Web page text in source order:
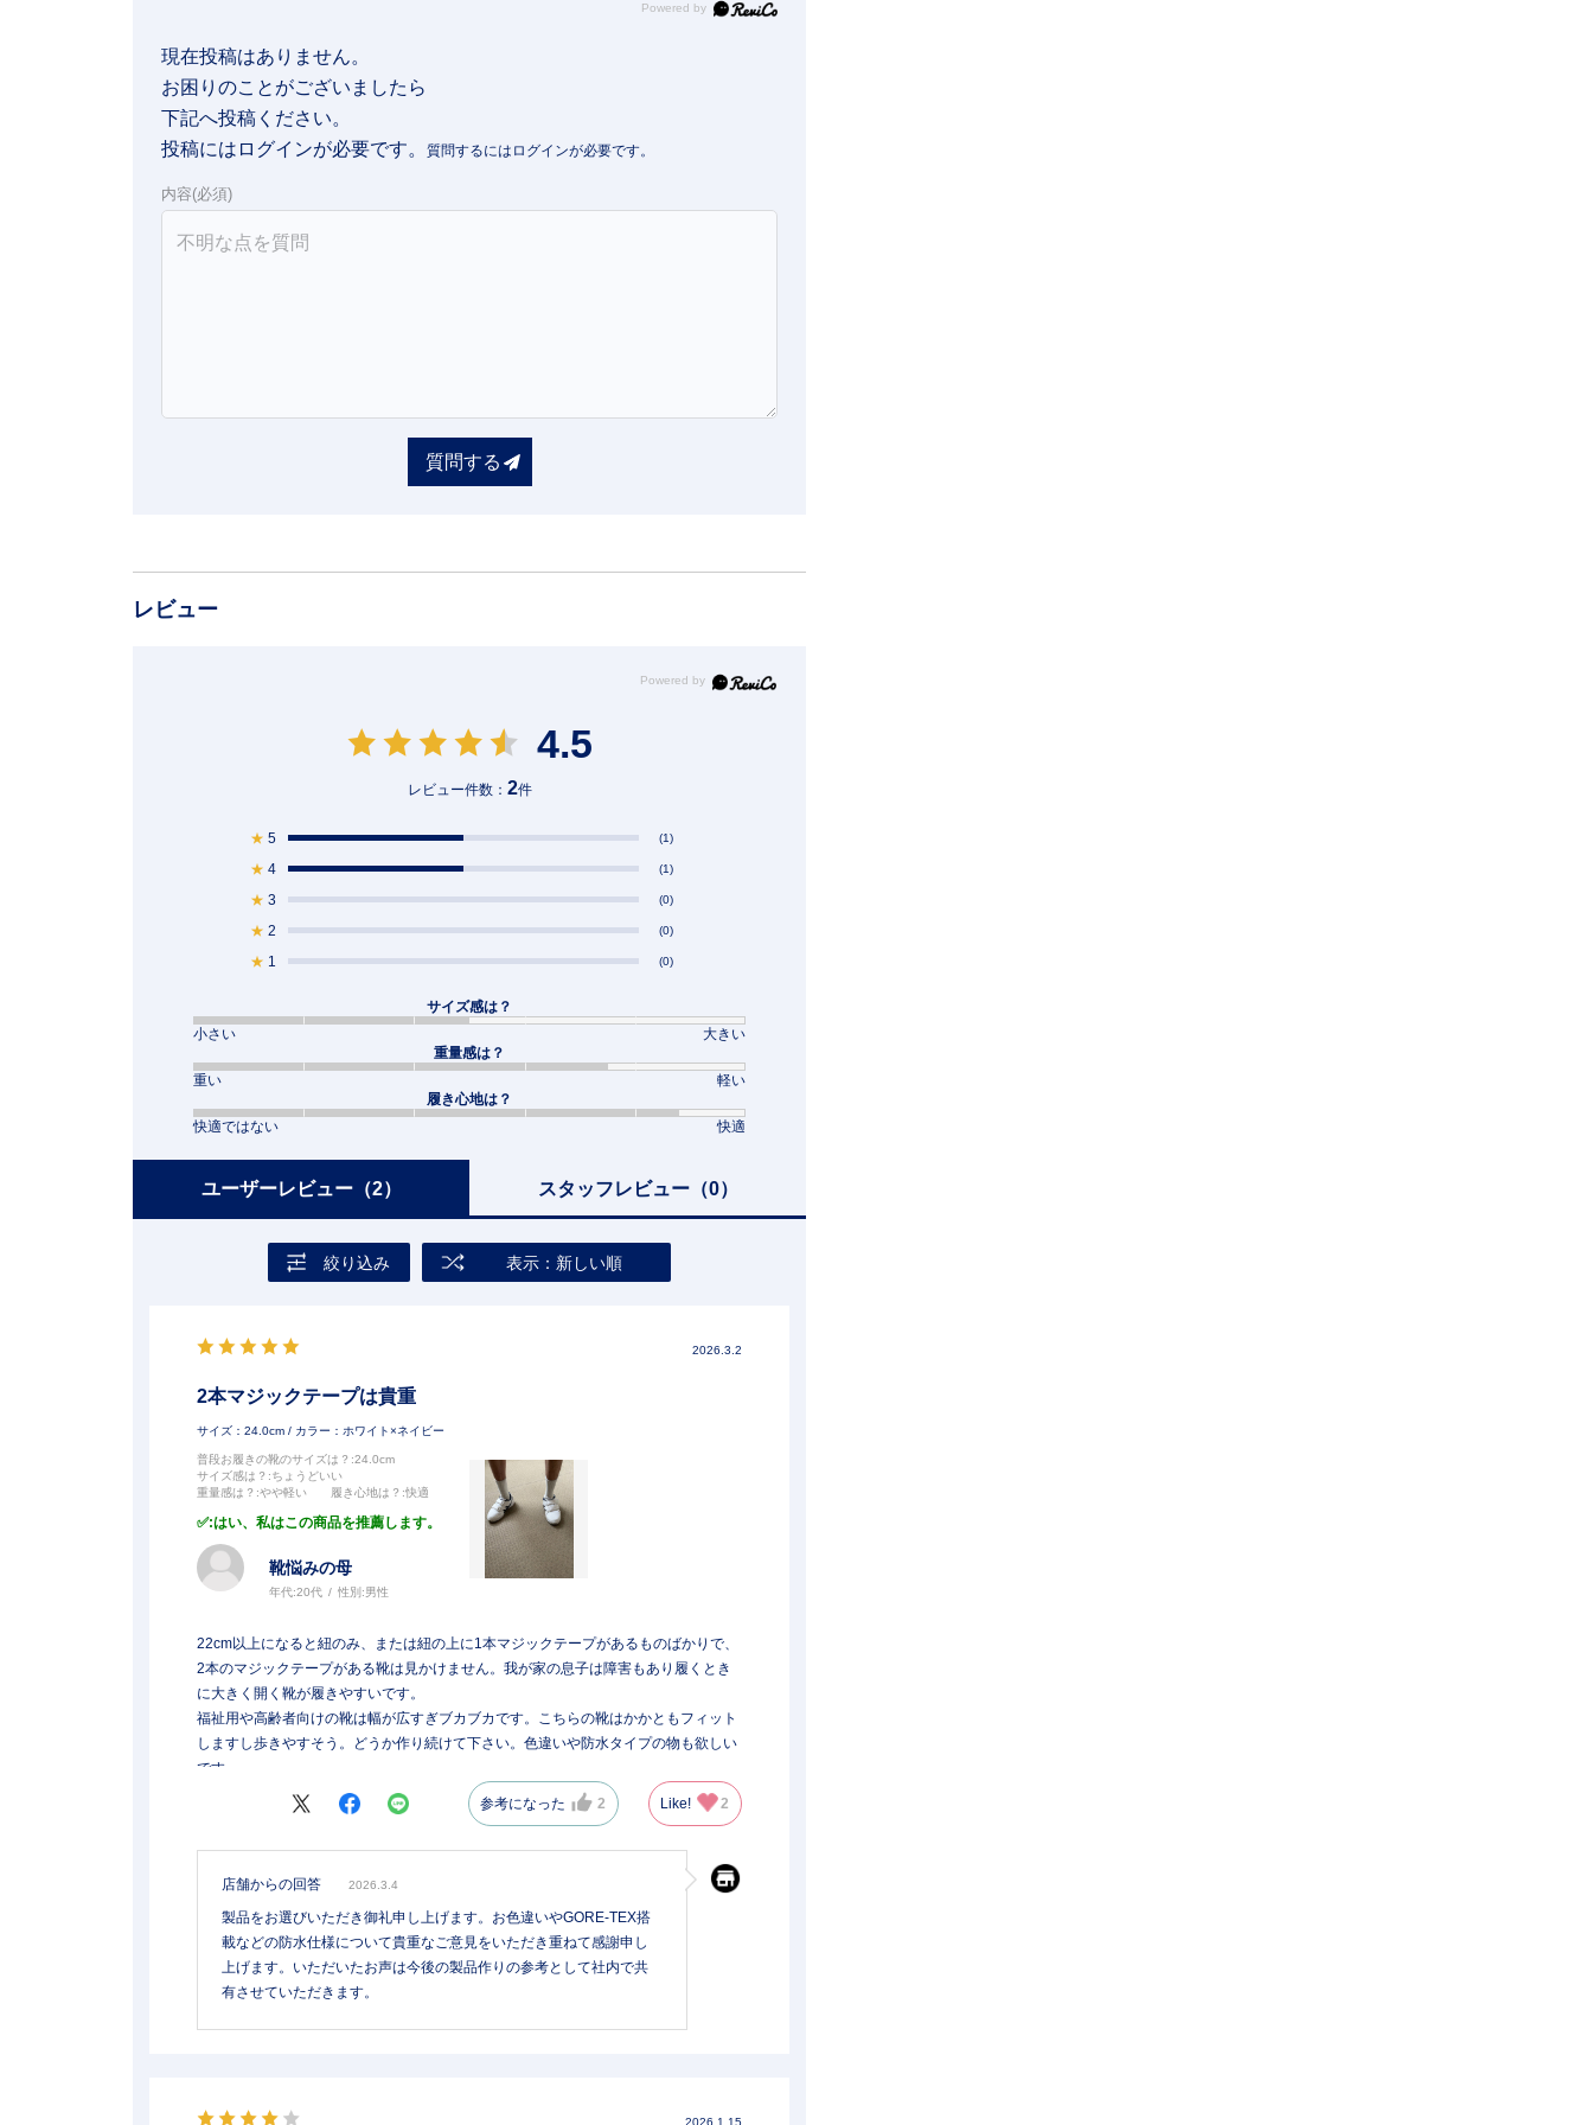
Powered by
現在投稿はありません。
お困りのことがございましたら
下記へ投稿ください。
投稿にはログインが必要です。
内容(必須)
質問する
レビュー
4.5
レビュー件数： 2件
★ 5 (1)
★ 4 (1)
★ 3 (0)
★ 2 (0)
★ 1 (0)
サイズ感は？
小さい
大きい
重量感は？
重い
軽い
履き心地は？
快適ではない
快適
ユーザーレビュー（2） スタッフレビュー（0）
絞り込み 表示：新しい順
2026.3.2
2本マジックテープは貴重
サイズ：24.0cm / カラー：ホワイト×ネイビー
普段お履きの靴のサイズは？ :24.0cm
サイズ感は？ :ちょうどいい
重量感は？ :やや軽い 履き心地は？ :快適
:はい、私はこの商品を推薦します。
靴悩みの母
年代:20代 性別:男性
22cm以上になると紐のみ、または紐の上に1本マジックテープがあるものばかりで、
2本のマジックテープがある靴は見かけません。我が家の息子は障害もあり履くとき
に大きく開く靴が履きやすいです。
福祉用や高齢者向けの靴は幅が広すぎブカブカです。こちらの靴はかかともフィット
しますし歩きやすそう。どうか作り続けて下さい。色違いや防水タイプの物も欲しい
です。
参考になった 2 Like! 2
店舗からの回答 2026.3.4
製品をお選びいただき御礼申し上げます。お色違いやGORE-TEX搭
載などの防水仕様について貴重なご意見をいただき重ねて感謝申し
上げます。いただいたお声は今後の製品作りの参考として社内で共
有させていただきます。
2026.1.15